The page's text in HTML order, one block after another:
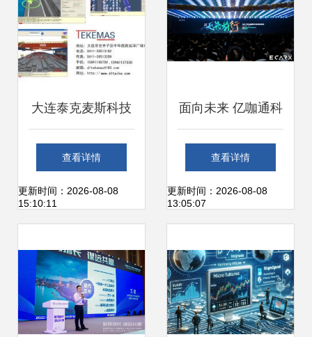
大连泰克麦斯科技
公司 引领软件科技
领域的技术革新
查看详情
更新时间：2026-08-08
15:10:11
面向未来 亿咖通科
技引领安全自动驾
驶与软件技术新格
查看详情
更新时间：2026-08-08
13:05:07